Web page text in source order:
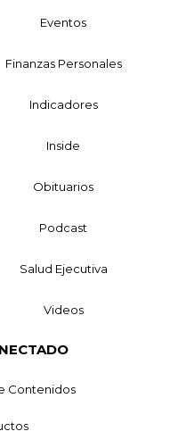
Eventos
Finanzas Personales
Indicadores
Inside
Obituarios
Podcast
Salud Ejecutiva
Videos
Contenidos